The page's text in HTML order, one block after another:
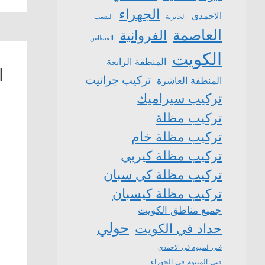
الاحمدي الجابرية الجهراء الشعب
العاصمة الفروانية الفنطاس
الكويت المنطقة الرابعة
المنطقة العاشرة تركيب جرانيت
تركيب سيراميك
تركيب مظلة
تركيب مظلة خام
تركيب مظلة كيربي
تركيب مظلة كي سبان
تركيب مظلة كيسبان
جميع مناطق الكويت
حداد في الكويت حولي
فني المنيوم في الاحمدي
فني المنيوم في الجهراء